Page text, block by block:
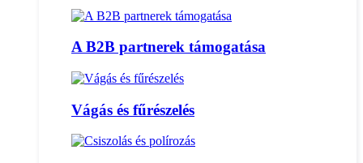
A B2B partnerek támogatása
Vágás és fűrészelés